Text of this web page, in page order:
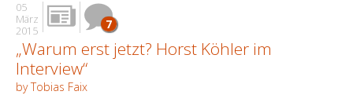
05
März
2015
7
„Warum erst jetzt? Horst Köhler im
Interview“
by Tobias Faix